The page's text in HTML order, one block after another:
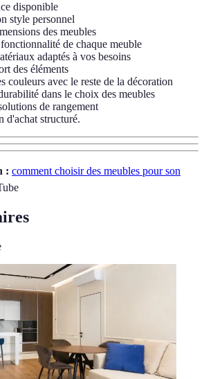
disponible
style personnel
des meubles
de chaque meuble
adaptés à vos besoins
des éléments
couleurs avec le reste de la décoration
dans le choix des meubles
de rangement
d'achat structuré.
: comment choisir des meubles pour son